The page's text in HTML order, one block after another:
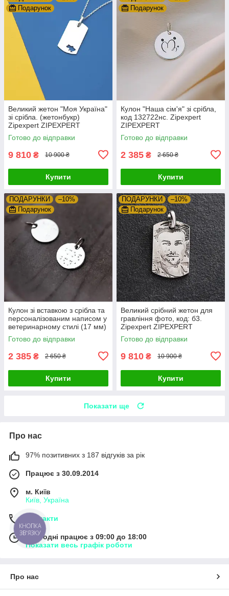
Подарунок
Великий жетон "Моя Україна"
зі срібла. (жетонбукр)
Zipexpert ZIPEXPERT
Готово до відправки
9 810 ₴ 10 900 ₴
Купити
Подарунок
Кулон "Наша сім'я" зі срібла,
код 132722нс. Zipexpert
ZIPEXPERT
Готово до відправки
2 385 ₴ 2 650 ₴
Купити
ПОДАРУНКИ
–10%
Подарунок
Кулон зі вставкою з срібла та
персоналізованим написом у
ветеринарному стилі (17 мм)
- код 132722br. Zipexpert
ZIPEXPERT
Готово до відправки
2 385 ₴ 2 650 ₴
Купити
ПОДАРУНКИ
–10%
Подарунок
Великий срібний жетон для
гравління фото, код: б3.
Zipexpert ZIPEXPERT
Готово до відправки
9 810 ₴ 10 900 ₴
Купити
Показати ще
Про нас
97% позитивних з 187 відгуків за рік
Працює з 30.09.2014
м. Київ
Київ, Україна
Контакти
Сьогодні працює з 09:00 до 18:00
Показати весь графік роботи
Про нас
КНОПКА
ЗВ'ЯЗКУ